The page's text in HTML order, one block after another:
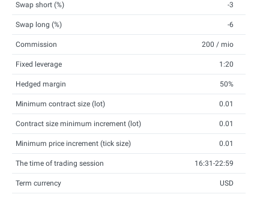
Swap short (%) -3
Swap long (%) -6
Commission 200 / mio
Fixed leverage 1:20
Hedged margin 50%
Minimum contract size (lot) 0.01
Contract size minimum increment (lot) 0.01
Minimum price increment (tick size) 0.01
The time of trading session 16:31-22:59
Term currency USD